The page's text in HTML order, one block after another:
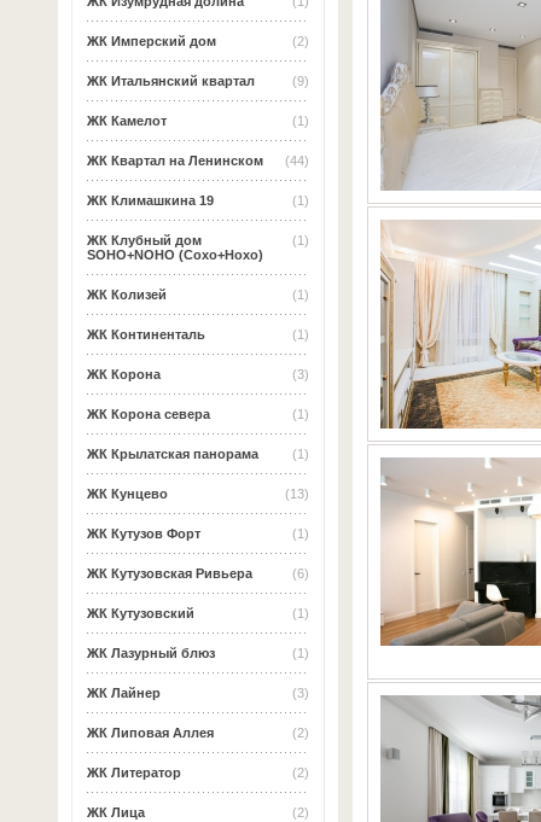
(2)
ЖК Имперский дом
(9)
ЖК Итальянский квартал
(1)
ЖК Камелот
(44)
ЖК Квартал на Ленинском
(1)
ЖК Климашкина 19
(1)
ЖК Клубный дом
SOHO+NOHO (Сохо+Нохо)
(1)
ЖК Колизей
(1)
ЖК Континенталь
(3)
ЖК Корона
(1)
ЖК Корона севера
(1)
ЖК Крылатская панорама
(13)
ЖК Кунцево
(1)
ЖК Кутузов Форт
(6)
ЖК Кутузовская Ривьера
(1)
ЖК Кутузовский
(1)
ЖК Лазурный блюз
(3)
ЖК Лайнер
(2)
ЖК Липовая Аллея
(2)
ЖК Литератор
(2)
ЖК Лица